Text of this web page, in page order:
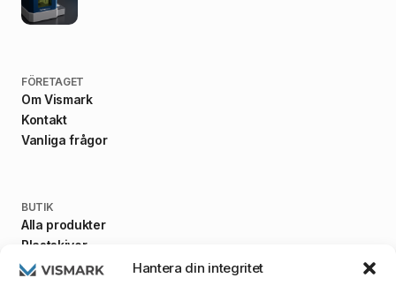
Hantera din integritet
FÖRETAGET
Om Vismark
Kontakt
Vanliga frågor
BUTIK
Alla produkter
Plastskivor
Fästanordningar